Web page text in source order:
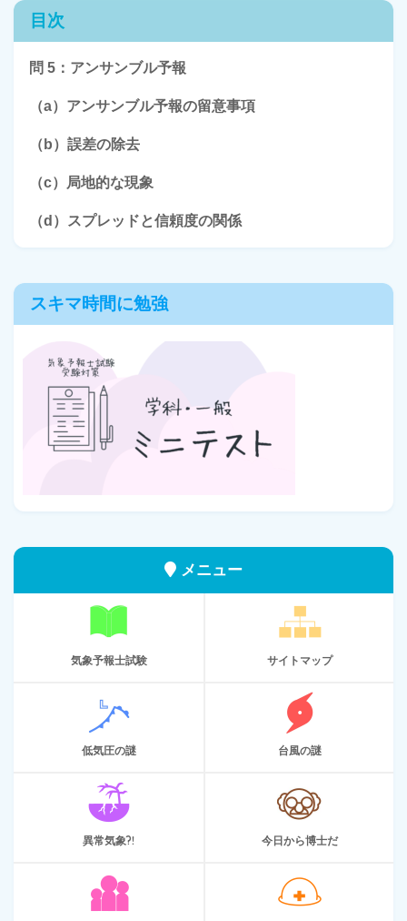
目次
問 5：アンサンブル予報
（a）アンサンブル予報の留意事項
（b）誤差の除去
（c）局地的な現象
（d）スプレッドと信頼度の関係
スキマ時間に勉強
メニュー
気象予報士試験 サイトマップ
低気圧の謎 台風の謎
異常気象?! 今日から博士だ